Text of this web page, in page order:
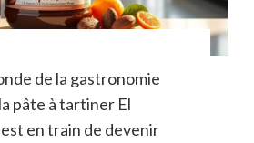
de la gastronomie
pâte à tartiner El
en train de devenir